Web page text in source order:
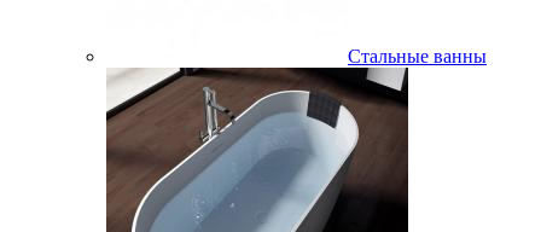
Стальные ванны